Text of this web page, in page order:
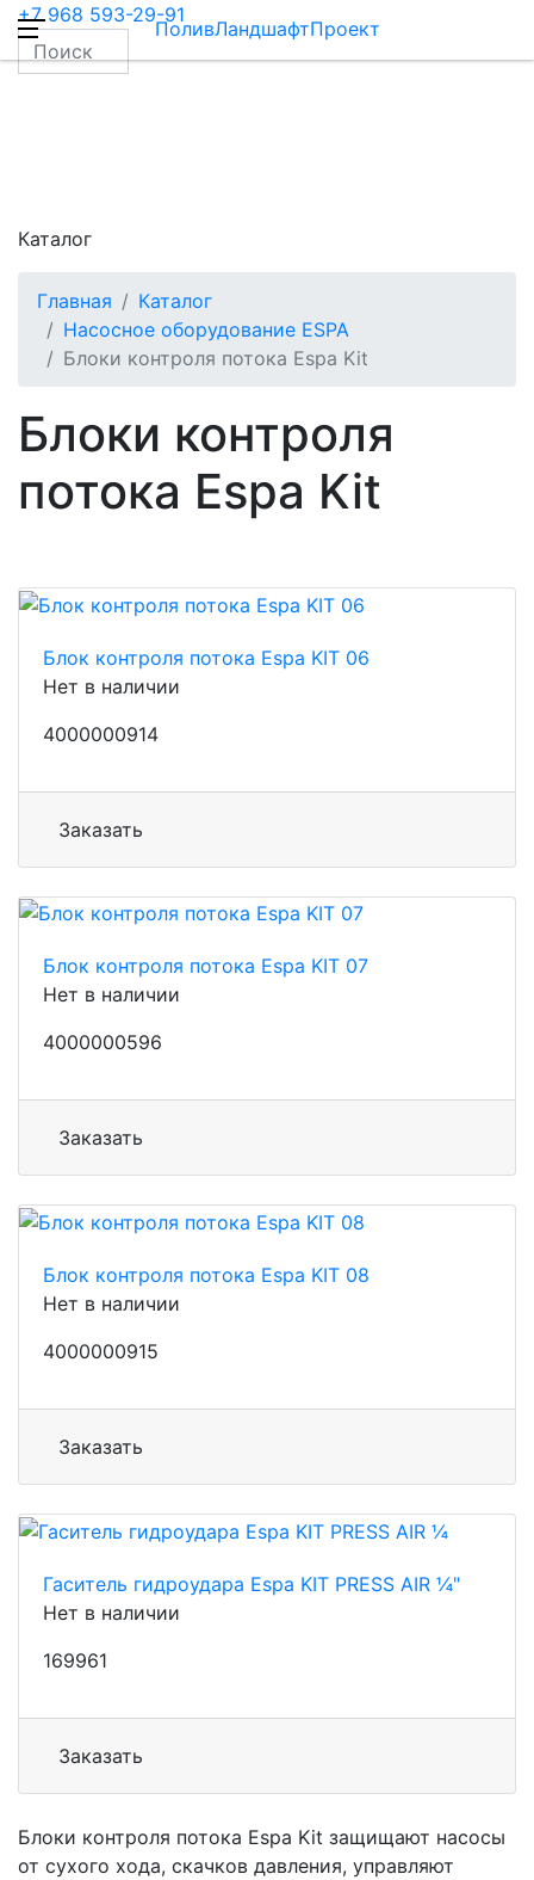
ПоливЛандшафтПроект
+7 968 593-29-91
Каталог
Главная
Каталог
Насосное оборудование ESPA
Блоки контроля потока Espa Kit
Блоки контроля
потока Espa Kit
Блок контроля потока Espa KIT 06
Нет в наличии
4000000914
Заказать
Блок контроля потока Espa KIT 07
Нет в наличии
4000000596
Заказать
Блок контроля потока Espa KIT 08
Нет в наличии
4000000915
Заказать
Гаситель гидроудара Espa KIT PRESS AIR ¼"
Нет в наличии
169961
Заказать
Блоки контроля потока Espa Kit защищают насосы
от сухого хода, скачков давления, управляют